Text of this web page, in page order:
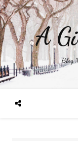
A
Blog